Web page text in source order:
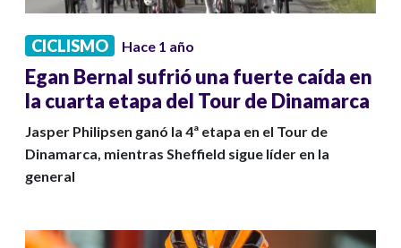
CICLISMO Hace 1 año
Egan Bernal sufrió una fuerte caída en
la cuarta etapa del Tour de Dinamarca
Jasper Philipsen ganó la 4ª etapa en el Tour de
Dinamarca, mientras Sheffield sigue líder en la
general